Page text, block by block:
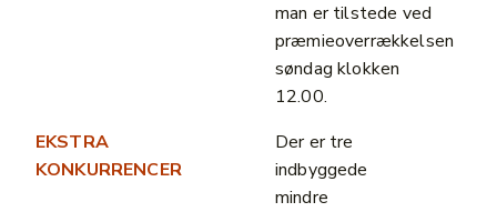
man er tilstede ved
præmieoverrækkelsen
søndag klokken
12.00.
EKSTRA
KONKURRENCER
Der er tre
indbyggede
mindre